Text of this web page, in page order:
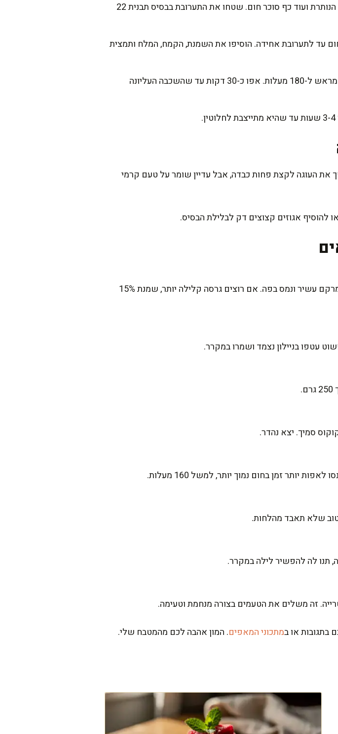
פוררו את הבסיס האפוי לפירורים דקים. הוסיפו את החמאה הנותרת ועוד כף סוכר חום. שטחו את התערובת בבסיס תבנית 22
עד לתערובת אחידה. הוסיפו את השמנת, הקמח, המלח ותמצית
שפכו את המלית מעל הבסיס בתבנית והכניסו לתנור שחומם מראש ל-180 מעלות. אפו כ-30 דקות עד שהשכבה העליונה
את העוגה לקצת פחות כבדה, אבל עדיין שומר על טעם קרמי
להוסיף אגוזים קצוצים דק לבלילת הבסיס.
אני ממליצה לבחור שמנת מתוקה 38% שומן. היא נותנת למלית מרקם עשיר ונמס בפה. אם רוצים גרסה קלילה יותר, שמנת 15%
עטפו בניילון נצמד ושמרו במקרר.
סמיך. יצא נהדר.
יותר זמן בחום נמוך יותר, למשל 160 מעלות.
תנו לה להפשיר לילה במקרר.
זה משלים את הטעמים בצורה מנחמת וטעימה.
בתגובות או במתכוני המאפים. המון אהבה לכם מהמטבח שלי.